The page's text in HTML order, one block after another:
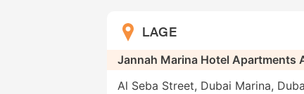
LAGE
Jannah Marina Hotel Apartments
Al Seba Street, Dubai Marina,